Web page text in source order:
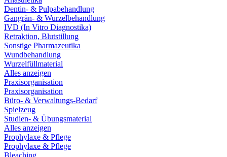
Dentin- & Pulpabehandlung
Gangrän- & Wurzelbehandlung
IVD (In Vitro Diagnostika)
Retraktion, Blutstillung
Sonstige Pharmazeutika
Wundbehandlung
Wurzelfüllmaterial
Alles anzeigen
Praxisorganisation
Praxisorganisation
Büro- & Verwaltungs-Bedarf
Spielzeug
Studien- & Übungsmaterial
Alles anzeigen
Prophylaxe & Pflege
Prophylaxe & Pflege
Bleaching